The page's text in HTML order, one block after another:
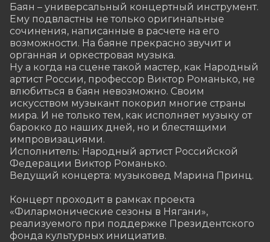
Баян – универсальный концертный инструмент.
Ему подвластны не только оригинальные
сочинения, написанные в расчете на его
возможности. На баяне прекрасно звучит и
органная и оркестровая музыка.
Ну а когда на сцене такой мастер, как Народный
артист России, профессор Виктор Романько, не
влюбиться в баян невозможно. Своим
искусством музыкант покорил многие страны
мира. И не только тем, как исполняет музыку от
барокко до наших дней, но и блестящими
импровизациями.
Исполнитель: Народный артист Российской
Федерации Виктор Романько.
Ведущий концерта: музыковед Марина Принц.
Концерт проходит в рамках проекта
«Филармонические сезоны в Нягани»,
реализуемого при поддержке Президентского
фонда культурных инициатив.